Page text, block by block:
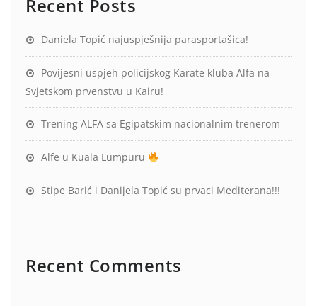
Recent Posts
Daniela Topić najuspješnija parasportašica!
Povijesni uspjeh policijskog Karate kluba Alfa na
Svjetskom prvenstvu u Kairu!
Trening ALFA sa Egipatskim nacionalnim trenerom
Alfe u Kuala Lumpuru
Stipe Barić i Danijela Topić su prvaci Mediterana!!!
Recent Comments